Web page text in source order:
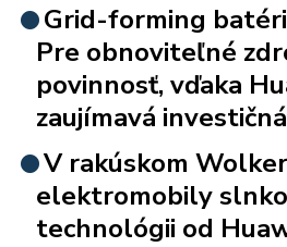
Grid-forming
Pre obnoviteľné
povinnosť, vďaka
zaujímavá
V rakúskom
elektromobily
technológii od